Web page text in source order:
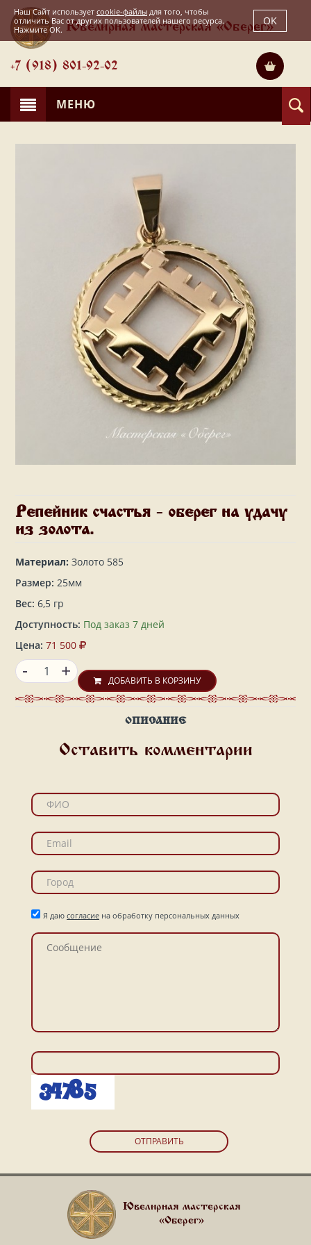
Ювелирная мастерская «Оберег»
+7 (918) 801-92-02
МЕНЮ
Репейник счастья - оберег на удачу
из золота.
Материал: Золото 585
Размер: 25мм
Вес: 6,5 гр
Доступность: Под заказ 7 дней
Цена: 71 500
+
- ДОБАВИТЬ В КОРЗИНУ
ОПИСАНИЕ
Оставить комментарии
Я даю согласие на обработку персональных данных
ОТПРАВИТЬ
Ювелирная мастерская
«Оберег»
Наш Сайт использует cookie-файлы для того, чтобы
отличить Вас от других пользователей нашего ресурса.
Нажмите OK.
OK